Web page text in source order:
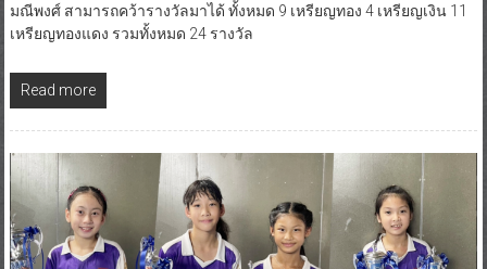
มณีพงศ์ สามารถคว้ารางวัลมาได้ ทั้งหมด 9 เหรียญทอง 4 เหรียญเงิน 11
เหรียญทองแดง รวมทั้งหมด 24 รางวัล
Read more